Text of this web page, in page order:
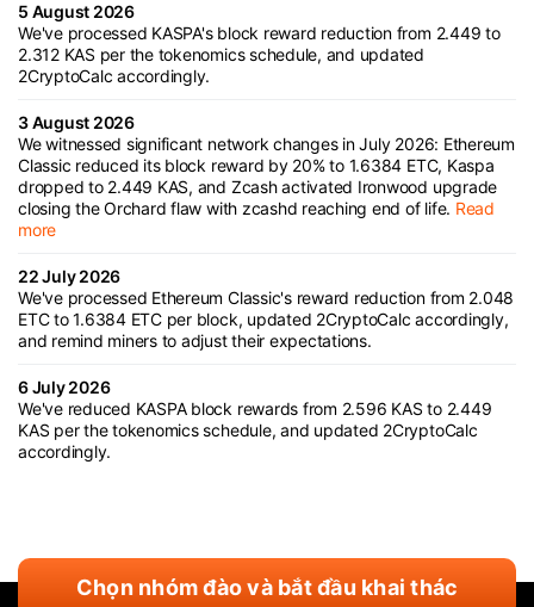
5 August 2026
We've processed KASPA's block reward reduction from 2.449 to
2.312 KAS per the tokenomics schedule, and updated
2CryptoCalc accordingly.
3 August 2026
We witnessed significant network changes in July 2026: Ethereum
Classic reduced its block reward by 20% to 1.6384 ETC, Kaspa
dropped to 2.449 KAS, and Zcash activated Ironwood upgrade
closing the Orchard flaw with zcashd reaching end of life. Read
more
22 July 2026
We've processed Ethereum Classic's reward reduction from 2.048
ETC to 1.6384 ETC per block, updated 2CryptoCalc accordingly,
and remind miners to adjust their expectations.
6 July 2026
We've reduced KASPA block rewards from 2.596 KAS to 2.449
KAS per the tokenomics schedule, and updated 2CryptoCalc
accordingly.
Chọn nhóm đào và bắt đầu khai thác